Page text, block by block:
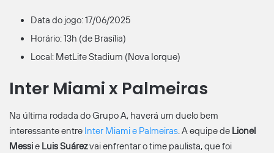
Data do jogo: 17/06/2025
Horário: 13h (de Brasília)
Local: MetLife Stadium (Nova Iorque)
Inter Miami x Palmeiras
Na última rodada do Grupo A, haverá um duelo bem
interessante entre Inter Miami e Palmeiras. A equipe de Lionel
Messie Luis Suárezvai enfrentar o time paulista, que foi